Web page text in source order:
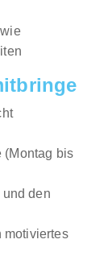
(Montag bis
den
motiviertes